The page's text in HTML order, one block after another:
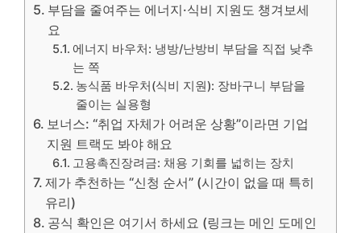
부담을 줄여주는 에너지·식비 지원도 챙겨보세
요
에너지 바우처: 냉방/난방비 부담을 직접 낮추
는 쪽
농식품 바우처(식비 지원): 장바구니 부담을
줄이는 실용형
보너스: “취업 자체가 어려운 상황”이라면 기업
지원 트랙도 봐야 해요
고용촉진장려금: 채용 기회를 넓히는 장치
제가 추천하는 “신청 순서” (시간이 없을 때 특히
유리)
공식 확인은 여기서 하세요 (링크는 메인 도메인